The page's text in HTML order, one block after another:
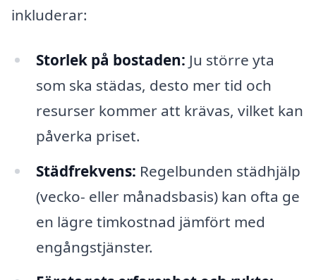
inkluderar:
Storlek på bostaden: Ju större yta
som ska städas, desto mer tid och
resurser kommer att krävas, vilket kan
påverka priset.
Städfrekvens: Regelbunden städhjälp
(vecko- eller månadsbasis) kan ofta ge
en lägre timkostnad jämfört med
engångstjänster.